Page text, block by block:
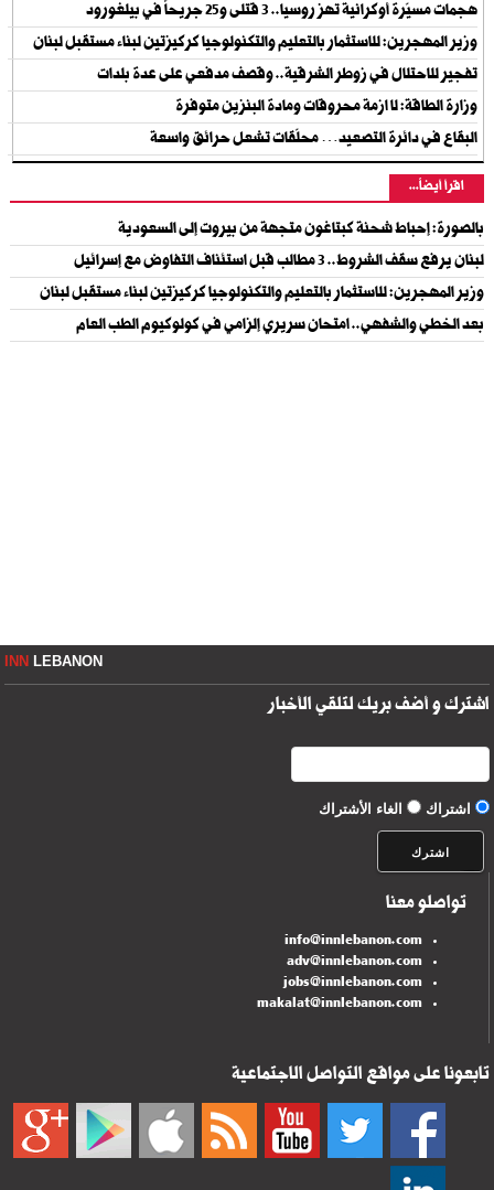
هجمات مسيّرة أوكرانية تهز روسيا.. 3 قتلى و25 جريحاً في بيلغورود
وزير المهجرين: للاستثمار بالتعليم والتكنولوجيا كركيزتين لبناء مستقبل لبنان
تفجير للاحتلال في زوطر الشرقية.. وقصف مدفعي على عدة بلدات
وزارة الطاقة: لا ازمة محروقات ومادة البنزين متوفرة
البقاع في دائرة التصعيد… محلّقات تشعل حرائق واسعة
اقرأ أيضاً...
بالصورة: إحباط شحنة كبتاغون متجهة من بيروت إلى السعودية
لبنان يرفع سقف الشروط.. 3 مطالب قبل استئناف التفاوض مع إسرائيل
وزير المهجرين: للاستثمار بالتعليم والتكنولوجيا كركيزتين لبناء مستقبل لبنان
بعد الخطي والشفهي.. امتحان سريري إلزامي في كولوكيوم الطب العام
INNLEBANON
اشترك و أضف بريك لتلقي الأخبار
اشتراك الغاء الأشتراك
تواصلو معنا
info@innlebanon.com
adv@innlebanon.com
jobs@innlebanon.com
makalat@innlebanon.com
تابعونا على مواقع التواصل الاجتماعية